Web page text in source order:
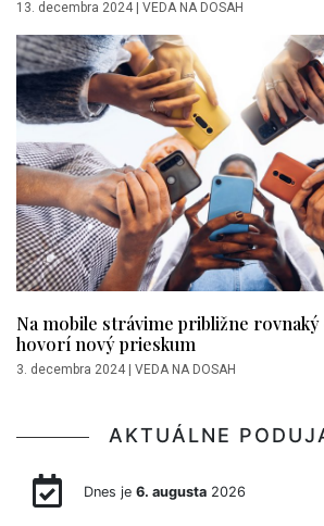
13. decembra 2024 VEDA NA DOSAH
Na mobile strávime približne rovnaký
hovorí nový prieskum
3. decembra 2024 VEDA NA DOSAH
AKTUÁLNE
Dnes je 6. augusta2026